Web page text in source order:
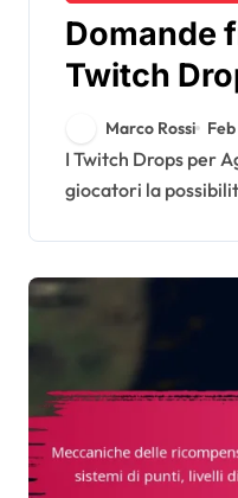
Domande
Twitch
Empires
comuni,
supporto,
problemi
Marco Rossi
I Twitch Drops per Age of Empires IV offrono ai
giocatori la